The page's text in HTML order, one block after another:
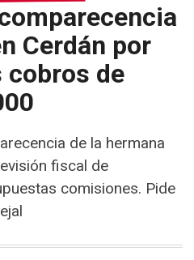
Cerdán por
cobros de
de la hermana
fiscal de
comisiones. Pide